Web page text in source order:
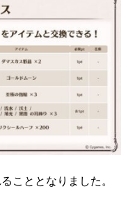
こととなりました。